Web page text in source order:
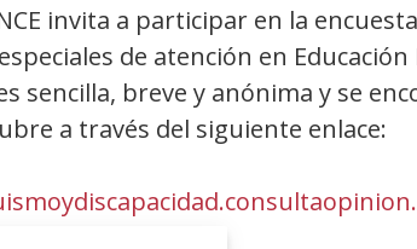
invita a participar en la
de atención en
sencilla, breve y anónima y se
a través del siguiente enlace: